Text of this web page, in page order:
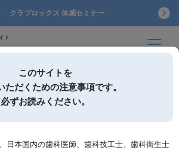
クラプロックス 体感セミナー
ト
このサイトを
ただくための注意事項です。
必ずお読みください。
日本国内の歯科医師、歯科技工士、歯科衛生士